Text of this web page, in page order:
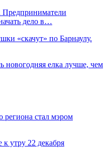
дело в…
«скачут» по Барнаулу.
новогодняя елка лучше, чем
региона стал мэром
утру 22 декабря